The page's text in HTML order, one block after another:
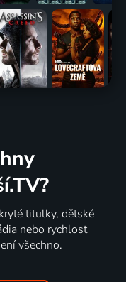
titulky, dětské
nebo rychlost
všechno.